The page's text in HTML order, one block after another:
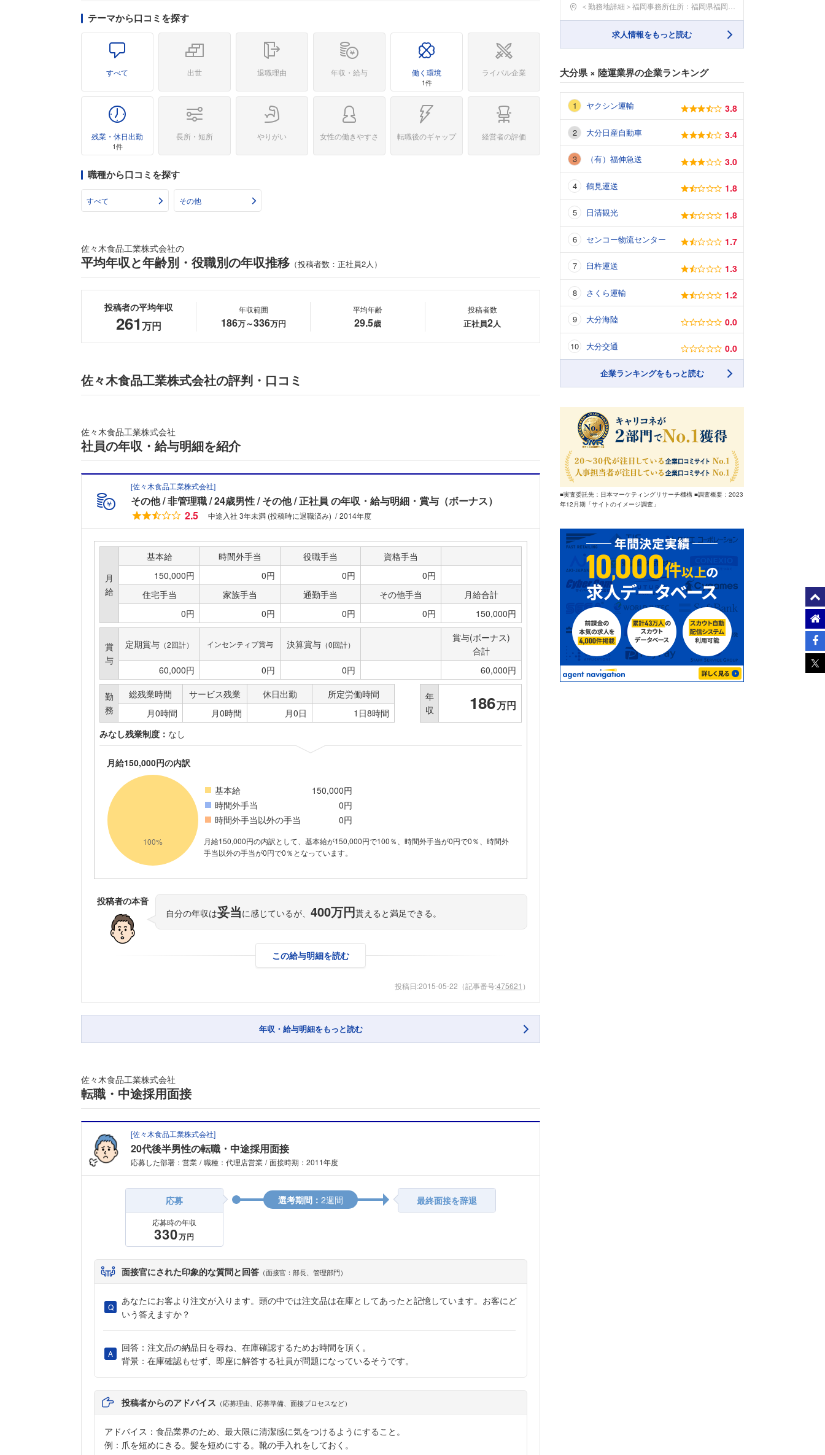
フォローしました
こちらの企業もフォローしませんか？
テーマから口コミを探す
すべて 出世 退職理由 年収・給与 働く環境
1件
ライバル企業
残業・休日出勤
1件
長所・短所 やりがい 女性の働きやすさ 転職後のギャップ 経営者の評価
職種から口コミを探す
すべて その他
佐々木食品工業株式会社の
平均年収と年齢別・役職別の年収推移 （投稿者数：正社員2人）
投稿者の平均年収
261万円
年収範囲
186万～336万円
平均年齢
29.5歳
投稿者数
正社員2人
佐々木食品工業株式会社の評判・口コミ
佐々木食品工業株式会社
社員の年収・給与明細を紹介
[佐々木食品工業株式会社]
その他 非管理職 24歳男性 その他 正社員 の年収・給与明細・賞与（ボーナス）
2.5
中途入社 3年未満 (投稿時に退職済み) 2014年度
月
給
基本給 時間外手当 役職手当
資格手当
150,000円
0円 0円
0円
住宅手当
家族手当 通勤手当 その他手当
月給合計
0円
0円 0円 0円 150,000円
賞
与
定期賞与 （2回計） インセンティブ賞与 決算賞与（0回計）
賞与(ボーナス)
合計
60,000円
0円 0円 60,000円
勤
務
総残業時間 サービス残業 休日出勤
所定労働時間
月0時間
月0時間 月0日 1日8時間
年
収
186万円
みなし残業制度： なし
月給150,000円の内訳
基本給
150,000円
時間外手当
0円
時間外手当以外の手当
0円
月給150,000円の内訳として、基本給が150,000円で100％、時間外手当が0円で0％、時間外
手当以外の手当が0円で0％となっています。
投稿者の本音
自分の年収は妥当に感じているが、 400万円貰えると満足できる。
この給与明細を読む
投稿日:2015-05-22 （記事番号:475621 ）
年収・給与明細をもっと読む
佐々木食品工業株式会社
転職・中途採用面接
[佐々木食品工業株式会社]
20代後半男性の転職・中途採用面接
応募した部署：営業 職種：代理店営業 面接時期：2011年度
選考期間： 2週間
応募
応募時の年収
330万円
最終面接を辞退
面接官にされた印象的な質問と回答 （面接官：部長、管理部門）
あなたにお客より注文が入ります。頭の中では注文品は在庫としてあったと記憶しています。お客にど
いう答えますか？
回答：注文品の納品日を尋ね、在庫確認するためお時間を頂く。
背景：在庫確認もせず、即座に解答する社員が問題になっているそうです。
投稿者からのアドバイス （応募理由、応募準備、面接プロセスなど）
アドバイス：食品業界のため、最大限に清潔感に気をつけるようにすること。
例：爪を短めにきる。髪を短めにする。靴の手入れをしておく。
勤務地＜勤務地詳細＞福岡事務所住所：福岡県福岡市博多区博
求人情報をもっと読む
大分県× 陸運業界の企業ランキング
ヤクシン運輸 3.8
大分日産自動車 3.4
（有）福伸急送 3.0
鶴見運送 1.8
日清観光 1.8
センコー物流センター 1.7
臼杵運送 1.3
さくら運輸 1.2
大分海陸 0.0
大分交通 0.0
企業ランキングをもっと読む
■実査委託先：日本マーケティングリサーチ機構 ■調査概要：2023
年12月期「サイトのイメージ調査」